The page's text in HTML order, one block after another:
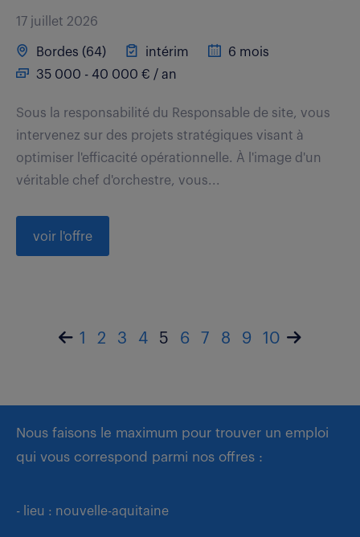
17 juillet 2026
Bordes (64) intérim
6 mois
35 000 - 40 000 € / an
Sous la responsabilité du Responsable de site, vous
intervenez sur des projets stratégiques visant à
optimiser l'efficacité opérationnelle. À l'image d'un
véritable chef d'orchestre, vous...
voir l'offre
1 2 3 4 5 6 7 8 9 10
Nous faisons le maximum pour trouver un emploi
qui vous correspond parmi nos offres :
- lieu : nouvelle-aquitaine